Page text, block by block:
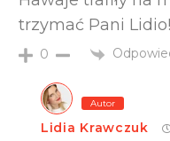
trzymać Pani Lidio!
0
Autor
Lidia Krawczuk